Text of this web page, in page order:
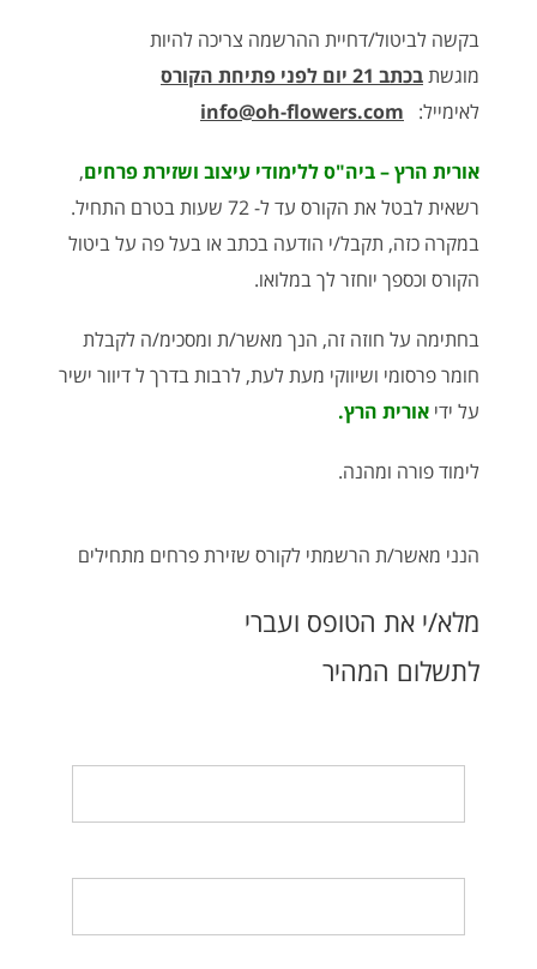
בקשה לביטול/דחיית ההרשמה צריכה להיות
מוגשתבכתב 21 יום לפני פתיחת הקורס
לאימייל: info@oh-flowers.com
אורית הרץ – ביה"ס ללימודי עיצוב ושזירת פרחים,
רשאית לבטל את הקורס עד ל- 72 שעות בטרם התחיל.
במקרה כזה, תקבל/י הודעה בכתב או בעל פה על ביטול
הקורס וכספך יוחזר לך במלואו.
בחתימה על חוזה זה, הנך מאשר/ת ומסכימ/ה לקבלת
חומר פרסומי ושיווקי מעת לעת, לרבות בדרך ל דיוור ישיר
על ידי אורית הרץ.
לימוד פורה ומהנה.
הנני מאשר/ת הרשמתי לקורס שזירת פרחים מתחילים
מלא/י את הטופס ועברי
לתשלום המהיר